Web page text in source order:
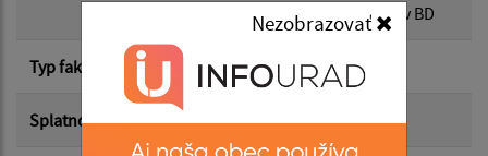
Nezobrazovať
Suma do:
Oprava oplotenia cintorína+oprava v BD
Typ faktúry dodávateľská
Splatnosť 22.05.2026